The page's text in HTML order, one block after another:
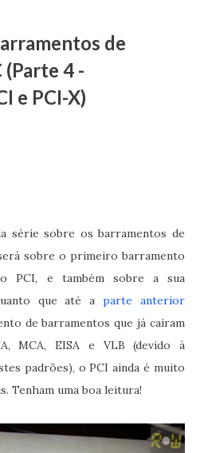
de
(Parte 4 -
e PCI-X)
série sobre os barramentos de
sobre o primeiro barramento
o PCI, e também sobre a sua
que até aparte anterior
de barramentos que já caíram
MCA, EISA e VLB (devido à
padrões), o PCI ainda é muito
Tenham uma boa leitura!